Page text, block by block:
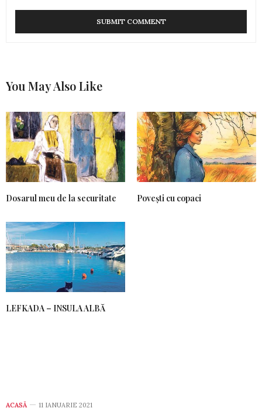
You May Also Like
Dosarul meu de la securitate Povești cu copaci
LEFKADA – INSULA ALBĂ
ACASĂ 11 IANUARIE 2021